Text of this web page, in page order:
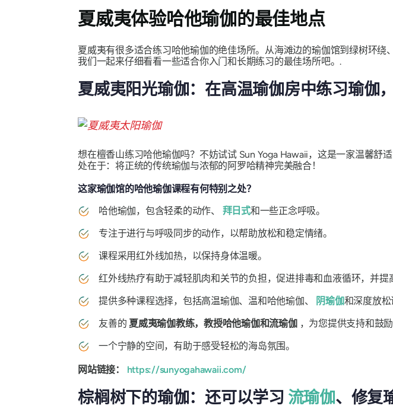
夏威夷体验哈他瑜伽的最佳地点
夏威夷有很多适合练习哈他瑜伽的绝佳场所。从海滩边的瑜伽馆到绿树环
我们一起来仔细看看一些适合你入门和长期练习的最佳场所吧。.
夏威夷阳光瑜伽：在高温瑜伽房中练习瑜伽
想在檀香山练习哈他瑜伽吗？不妨试试 Sun Yoga Hawaii，这是一家温馨
处在于：将正统的传统瑜伽与浓郁的阿罗哈精神完美融合！
这家瑜伽馆的哈他瑜伽课程有何特别之处？
哈他瑜伽，包含轻柔的动作、 拜日式和一些正念呼吸。
专注于进行与呼吸同步的动作，以帮助放松和稳定情绪。
课程采用红外线加热，以保持身体温暖。
红外线热疗有助于减轻肌肉和关节的负担，促进排毒和血液循环，并提
提供多种课程选择，包括高温瑜伽、温和哈他瑜伽、
阴瑜伽和深度放松
友善的夏威夷瑜伽教练，教授哈他瑜伽和流瑜伽 ，为您提供支持和鼓励
一个宁静的空间，有助于感受轻松的海岛氛围。
网站链接： https://sunyogahawaii.com/
棕榈树下的瑜伽：还可以学习 流瑜伽、修复